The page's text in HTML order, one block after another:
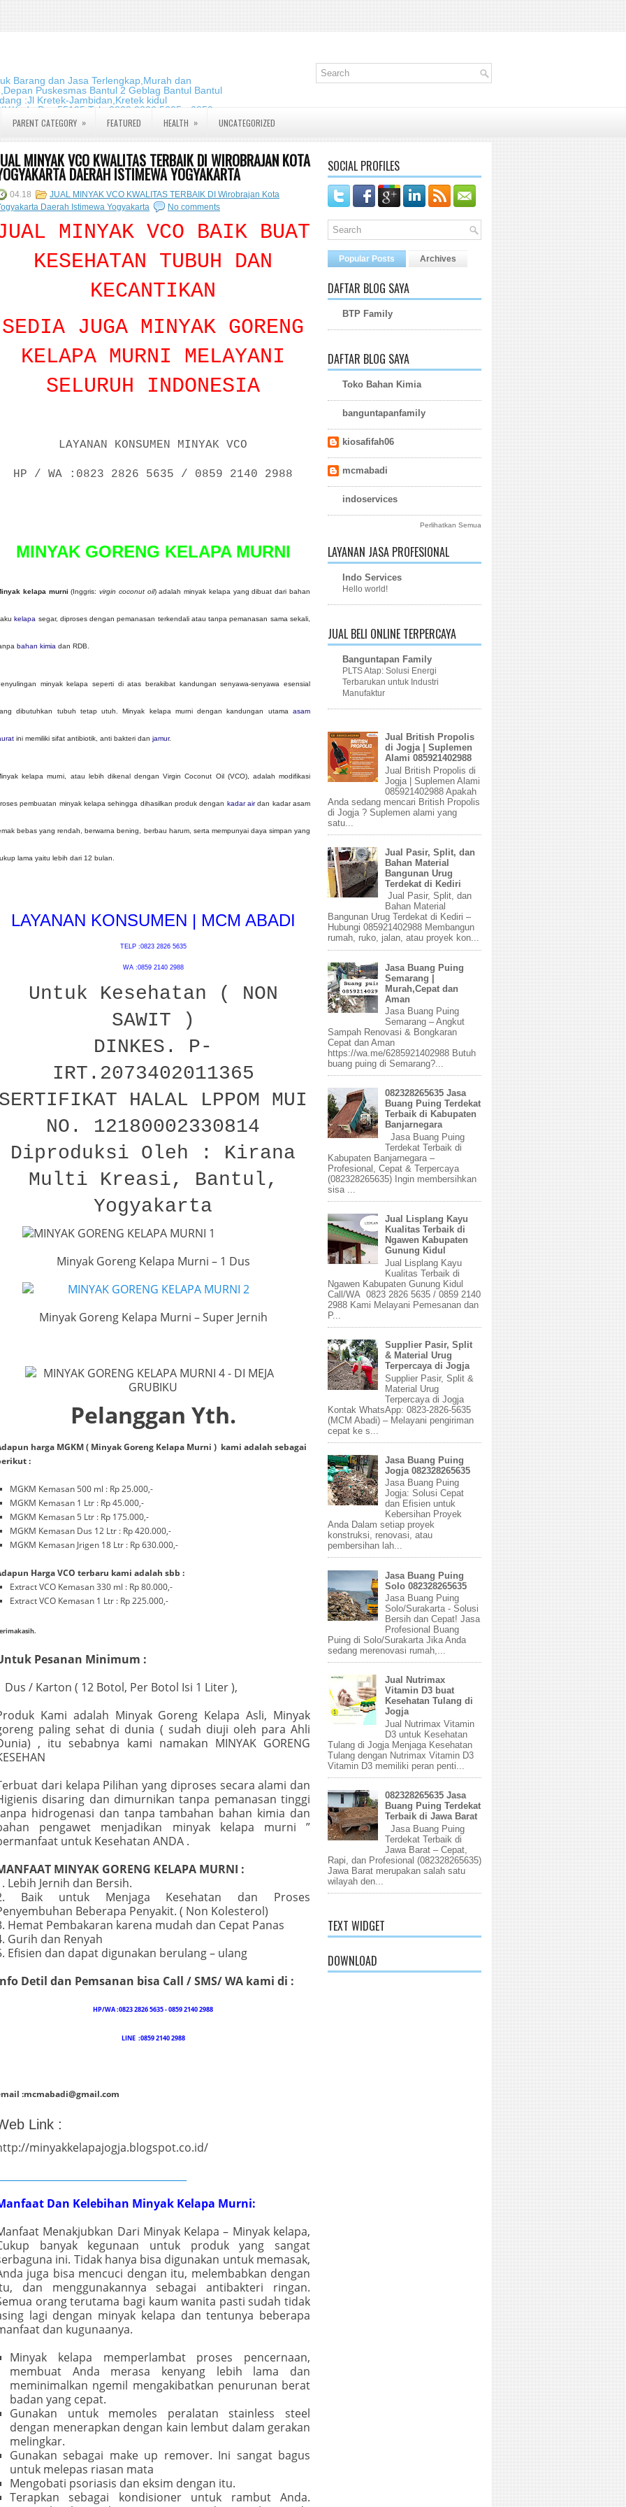
Barang dan Jasa Terlengkap,Murah dan
Puskesmas Bantul 2 Geblag Bantul Bantul
:Jl Kretek-Jambidan,Kretek kidul
Pos:55195 Telp:0823 2826 5635 - 0859
PARENT CATEGORY » FEATURED HEALTH » UNCATEGORIZED
MINYAK VCO KWALITAS TERBAIK DI WIROBRAJAN KOTA
DAERAH ISTIMEWA YOGYAKARTA
04.18
JUAL MINYAK VCO KWALITAS TERBAIK DI Wirobrajan Kota
Daerah Istimewa Yogyakarta
No comments
MINYAK VCO BAIK BUAT
KESEHATAN TUBUH DAN
KECANTIKAN
SEDIA JUGA MINYAK GORENG
KELAPA MURNI MELAYANI
SELURUH INDONESIA
LAYANAN KONSUMEN MINYAK VCO
HP / WA :0823 2826 5635 / 0859 2140 2988
MINYAK GORENG KELAPA MURNI
kelapa murni (Inggris:virgin coconut oil) adalah minyak kelapa yang dibuat dari bahan
kelapa segar, diproses dengan pemanasan terkendali atau tanpa pemanasan sama sekali,
bahan kimia dan RDB.
minyak kelapa seperti di atas berakibat kandungan senyawa-senyawa esensial
dibutuhkan tubuh tetap utuh. Minyak kelapa murni dengan kandungan utama asam
ini memiliki sifat antibiotik, anti bakteri dan jamur.
kelapa murni, atau lebih dikenal dengan Virgin Coconut Oil (VCO), adalah modifikasi
pembuatan minyak kelapa sehingga dihasilkan produk dengan kadar airdan kadar asam
bebas yang rendah, berwarna bening, berbau harum, serta mempunyai daya simpan yang
lama yaitu lebih dari 12 bulan.
LAYANAN KONSUMEN | MCM ABADI
TELP :0823 2826 5635
WA :0859 2140 2988
Untuk Kesehatan ( NON
SAWIT )
DINKES. P-
IRT.2073402011365
HALAL LPPOM MUI
NO. 12180002330814
Diproduksi Oleh : Kirana
Multi Kreasi, Bantul,
Yogyakarta
Minyak Goreng Kelapa Murni – 1 Dus
Minyak Goreng Kelapa Murni – Super Jernih
Pelanggan Yth.
harga MGKM ( Minyak Goreng Kelapa Murni ) kami adalah sebagai
:
MGKM Kemasan 500 ml : Rp 25.000,-
MGKM Kemasan 1 Ltr : Rp 45.000,-
MGKM Kemasan 5 Ltr : Rp 175.000,-
MGKM Kemasan Dus 12 Ltr : Rp 420.000,-
MGKM Kemasan Jrigen 18 Ltr : Rp 630.000,-
Harga VCO terbaru kami adalah sbb :
Extract VCO Kemasan 330 ml : Rp 80.000,-
Extract VCO Kemasan 1 Ltr : Rp 225.000,-
Pesanan Minimum :
Dus / Karton ( 12 Botol, Per Botol Isi 1 Liter ),
Kami adalah Minyak Goreng Kelapa Asli, Minyak
paling sehat di dunia ( sudah diuji oleh para Ahli
, itu sebabnya kami namakan MINYAK GORENG
dari kelapa Pilihan yang diproses secara alami dan
disaring dan dimurnikan tanpa pemanasan tinggi
hidrogenasi dan tanpa tambahan bahan kimia dan
pengawet menjadikan minyak kelapa murni ”
untuk Kesehatan ANDA .
MINYAK GORENG KELAPA MURNI :
Lebih Jernih dan Bersih.
Baik untuk Menjaga Kesehatan dan Proses
Beberapa Penyakit. ( Non Kolesterol)
Hemat Pembakaran karena mudah dan Cepat Panas
Gurih dan Renyah
Efisien dan dapat digunakan berulang – ulang
Detil dan Pemsanan bisa Call / SMS/ WA kami di :
HP/WA :0823 2826 5635 - 0859 2140 2988
LINE :0859 2140 2988
:mcmabadi@gmail.com
Link :
minyakkelapajogja.blogspot.co.id/
Dan Kelebihan Minyak Kelapa Murni:
Menakjubkan Dari Minyak Kelapa – Minyak kelapa,
banyak kegunaan untuk produk yang sangat
ini. Tidak hanya bisa digunakan untuk memasak,
juga bisa mencuci dengan itu, melembabkan dengan
dan menggunakannya sebagai antibakteri ringan.
orang terutama bagi kaum wanita pasti sudah tidak
lagi dengan minyak kelapa dan tentunya beberapa
dan kugunaanya.
Minyak kelapa memperlambat proses pencernaan,
membuat Anda merasa kenyang lebih lama dan
meminimalkan ngemil mengakibatkan penurunan berat
badan yang cepat.
Gunakan untuk memoles peralatan stainless steel
dengan menerapkan dengan kain lembut dalam gerakan
melingkar.
Gunakan sebagai make up remover. Ini sangat bagus
untuk melepas riasan mata
Mengobati psoriasis dan eksim dengan itu.
Terapkan sebagai kondisioner untuk rambut Anda.
SOCIAL PROFILES
Popular Posts Archives
DAFTAR BLOG SAYA
BTP Family
DAFTAR BLOG SAYA
Toko Bahan Kimia
banguntapanfamily
kiosafifah06
mcmabadi
indoservices
Perlihatkan Semua
LAYANAN JASA PROFESIONAL
Indo Services
Hello world!
JUAL BELI ONLINE TERPERCAYA
Banguntapan Family
PLTS Atap: Solusi Energi
Terbarukan untuk Industri
Manufaktur
Jual British Propolis
di Jogja | Suplemen
Alami 085921402988
Jual British Propolis di
Jogja | Suplemen Alami
085921402988 Apakah
Anda sedang mencari British Propolis
di Jogja ? Suplemen alami yang
satu...
Jual Pasir, Split, dan
Bahan Material
Bangunan Urug
Terdekat di Kediri
Jual Pasir, Split, dan
Bahan Material
Bangunan Urug Terdekat di Kediri –
Hubungi 085921402988 Membangun
rumah, ruko, jalan, atau proyek kon...
Jasa Buang Puing
Semarang |
Murah,Cepat dan
Aman
Jasa Buang Puing
Semarang – Angkut
Sampah Renovasi & Bongkaran
Cepat dan Aman
https://wa.me/6285921402988 Butuh
buang puing di Semarang?...
082328265635 Jasa
Buang Puing Terdekat
Terbaik di Kabupaten
Banjarnegara
Jasa Buang Puing
Terdekat Terbaik di
Kabupaten Banjarnegara –
Profesional, Cepat & Terpercaya
(082328265635) Ingin membersihkan
sisa ...
Jual Lisplang Kayu
Kualitas Terbaik di
Ngawen Kabupaten
Gunung Kidul
Jual Lisplang Kayu
Kualitas Terbaik di
Ngawen Kabupaten Gunung Kidul
Call/WA 0823 2826 5635 / 0859 2140
2988 Kami Melayani Pemesanan dan
P...
Supplier Pasir, Split
& Material Urug
Terpercaya di Jogja
Supplier Pasir, Split &
Material Urug
Terpercaya di Jogja
Kontak WhatsApp: 0823-2826-5635
(MCM Abadi) – Melayani pengiriman
cepat ke s...
Jasa Buang Puing
Jogja 082328265635
Jasa Buang Puing
Jogja: Solusi Cepat
dan Efisien untuk
Kebersihan Proyek
Anda Dalam setiap proyek
konstruksi, renovasi, atau
pembersihan lah...
Jasa Buang Puing
Solo 082328265635
Jasa Buang Puing
Solo/Surakarta - Solusi
Bersih dan Cepat! Jasa
Profesional Buang
Puing di Solo/Surakarta Jika Anda
sedang merenovasi rumah,...
Jual Nutrimax
Vitamin D3 buat
Kesehatan Tulang di
Jogja
Jual Nutrimax Vitamin
D3 untuk Kesehatan
Tulang di Jogja Menjaga Kesehatan
Tulang dengan Nutrimax Vitamin D3
Vitamin D3 memiliki peran penti...
082328265635 Jasa
Buang Puing Terdekat
Terbaik di Jawa Barat
Jasa Buang Puing
Terdekat Terbaik di
Jawa Barat – Cepat,
Rapi, dan Profesional (082328265635)
Jawa Barat merupakan salah satu
wilayah den...
TEXT WIDGET
DOWNLOAD